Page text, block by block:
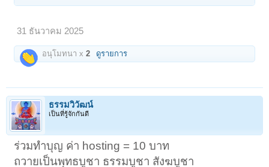
31 ธันวาคม 2025
อนุโมทนา x2 ดูรายการ
ธรรมวิวัฒน์
เป็นที่รู้จักกันดี
ร่วมทำบุญ ค่า hosting = 10 บาท
ถวายเป็นพุทธบูชา ธรรมบูชา สังฆบูชา